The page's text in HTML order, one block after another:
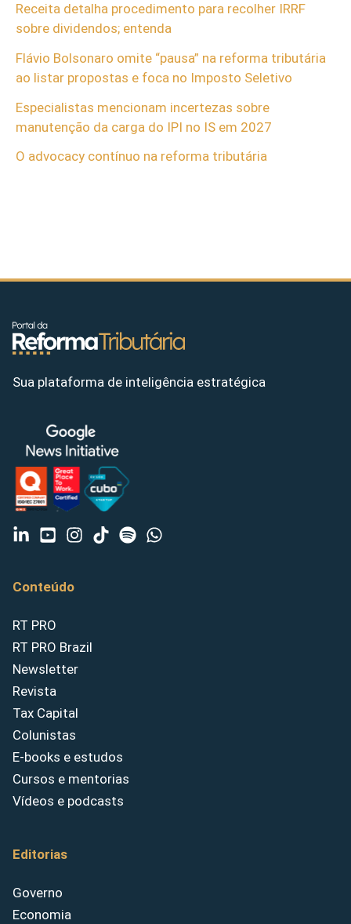
Receita detalha procedimento para recolher IRRF
sobre dividendos; entenda
Flávio Bolsonaro omite “pausa” na reforma tributária
ao listar propostas e foca no Imposto Seletivo
Especialistas mencionam incertezas sobre
manutenção da carga do IPI no IS em 2027
O advocacy contínuo na reforma tributária
Sua plataforma de inteligência estratégica
Conteúdo
RT PRO
RT PRO Brazil
Newsletter
Revista
Tax Capital
Colunistas
E-books e estudos
Cursos e mentorias
Vídeos e podcasts
Editorias
Governo
Economia